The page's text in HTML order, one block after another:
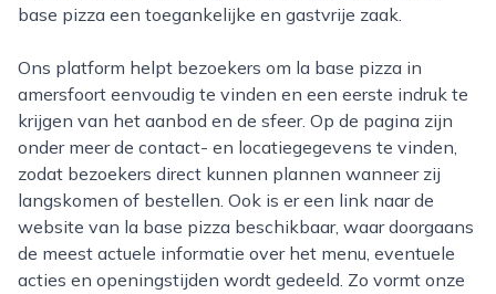
base pizza een toegankelijke en gastvrije zaak.
Ons platform helpt bezoekers om la base pizza in
amersfoort eenvoudig te vinden en een eerste indruk te
krijgen van het aanbod en de sfeer. Op de pagina zijn
onder meer de contact- en locatiegegevens te vinden,
zodat bezoekers direct kunnen plannen wanneer zij
langskomen of bestellen. Ook is er een link naar de
website van la base pizza beschikbaar, waar doorgaans
de meest actuele informatie over het menu, eventuele
acties en openingstijden wordt gedeeld. Zo vormt onze